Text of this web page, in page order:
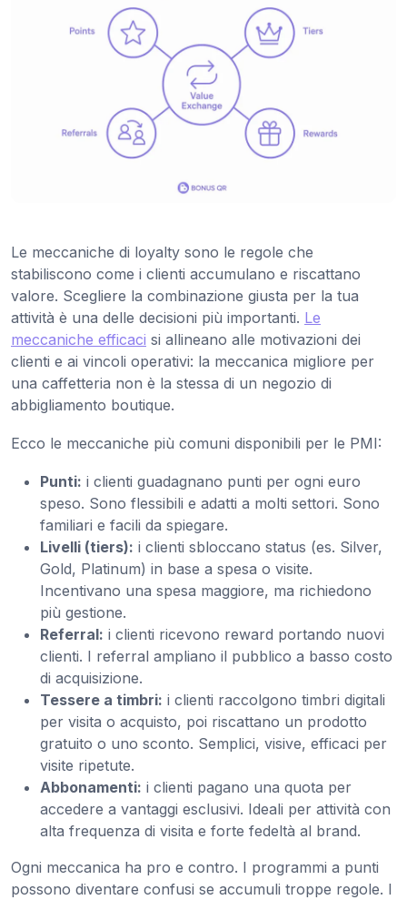
Le meccaniche di loyalty sono le regole che
stabiliscono come i clienti accumulano e riscattano
valore. Scegliere la combinazione giusta per la tua
attività è una delle decisioni più importanti. Le
meccaniche efficaci si allineano alle motivazioni dei
clienti e ai vincoli operativi: la meccanica migliore per
una caffetteria non è la stessa di un negozio di
abbigliamento boutique.
Ecco le meccaniche più comuni disponibili per le PMI:
Punti: i clienti guadagnano punti per ogni euro
speso. Sono flessibili e adatti a molti settori. Sono
familiari e facili da spiegare.
Livelli (tiers): i clienti sbloccano status (es. Silver,
Gold, Platinum) in base a spesa o visite.
Incentivano una spesa maggiore, ma richiedono
più gestione.
Referral: i clienti ricevono reward portando nuovi
clienti. I referral ampliano il pubblico a basso costo
di acquisizione.
Tessere a timbri: i clienti raccolgono timbri digitali
per visita o acquisto, poi riscattano un prodotto
gratuito o uno sconto. Semplici, visive, efficaci per
visite ripetute.
Abbonamenti: i clienti pagano una quota per
accedere a vantaggi esclusivi. Ideali per attività con
alta frequenza di visita e forte fedeltà al brand.
Ogni meccanica ha pro e contro. I programmi a punti
possono diventare confusi se accumuli troppe regole. I